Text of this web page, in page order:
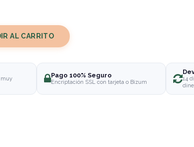
AL CARRITO
muy
Pago 100% Seguro
Encriptación SSL con tarjeta o Bizum
14